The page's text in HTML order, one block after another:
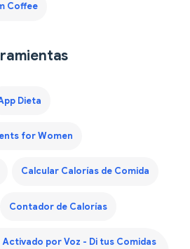
Coffee
Dieta
for Women
Calcular Calorías de Comida
Contador de Calorías
por Voz - Di tus Comidas